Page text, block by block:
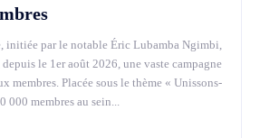
initiée par le notable Éric Lubamba Ngimbi,
le 1er août 2026, une vaste campagne
membres. Placée sous le thème « Unissons-
membres au sein...